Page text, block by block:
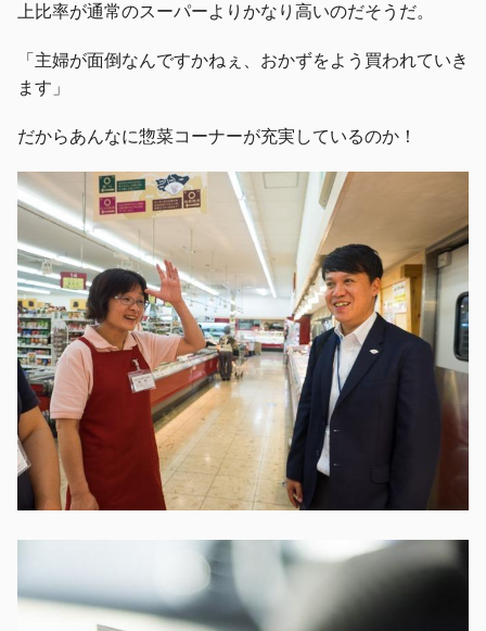
上比率が通常のスーパーよりかなり高いのだそうだ。
「主婦が面倒なんですかねぇ、おかずをよう買われていき
ます」
だからあんなに惣菜コーナーが充実しているのか！